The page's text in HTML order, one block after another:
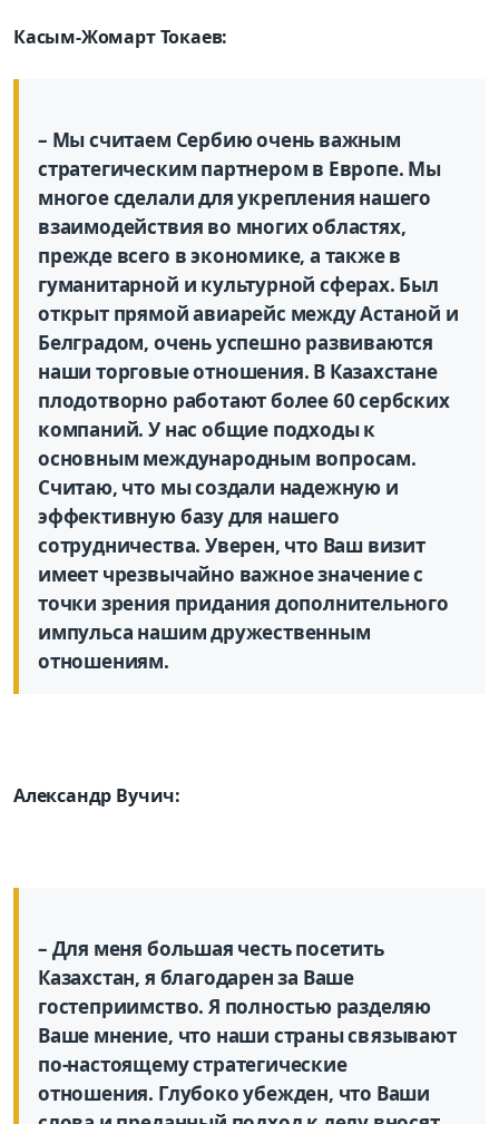
Касым-Жомарт Токаев:
– Мы считаем Сербию очень важным
стратегическим партнером в Европе. Мы
многое сделали для укрепления нашего
взаимодействия во многих областях,
прежде всего в экономике, а также в
гуманитарной и культурной сферах. Был
открыт прямой авиарейс между Астаной и
Белградом, очень успешно развиваются
наши торговые отношения. В Казахстане
плодотворно работают более 60 сербских
компаний. У нас общие подходы к
основным международным вопросам.
Считаю, что мы создали надежную и
эффективную базу для нашего
сотрудничества. Уверен, что Ваш визит
имеет чрезвычайно важное значение с
точки зрения придания дополнительного
импульса нашим дружественным
отношениям.
Александр Вучич:
– Для меня большая честь посетить
Казахстан, я благодарен за Ваше
гостеприимство. Я полностью разделяю
Ваше мнение, что наши страны связывают
по-настоящему стратегические
отношения. Глубоко убежден, что Ваши